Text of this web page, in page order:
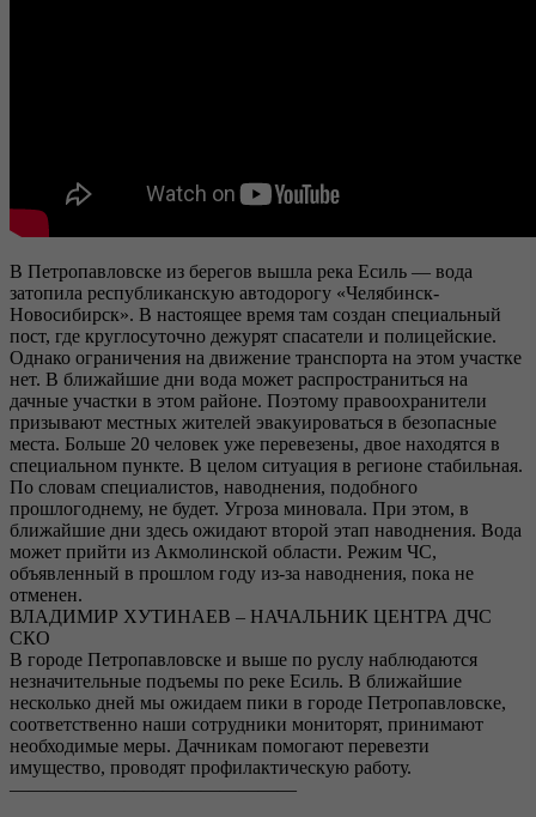
В Петропавловске из берегов вышла река Есиль — вода
затопила республиканскую автодорогу «Челябинск-
Новосибирск». В настоящее время там создан специальный
пост, где круглосуточно дежурят спасатели и полицейские.
Однако ограничения на движение транспорта на этом участке
нет. В ближайшие дни вода может распространиться на
дачные участки в этом районе. Поэтому правоохранители
призывают местных жителей эвакуироваться в безопасные
места. Больше 20 человек уже перевезены, двое находятся в
специальном пункте. В целом ситуация в регионе стабильная.
По словам специалистов, наводнения, подобного
прошлогоднему, не будет. Угроза миновала. При этом, в
ближайшие дни здесь ожидают второй этап наводнения. Вода
может прийти из Акмолинской области. Режим ЧС,
объявленный в прошлом году из-за наводнения, пока не
отменен.
ВЛАДИМИР ХУТИНАЕВ – НАЧАЛЬНИК ЦЕНТРА ДЧС
СКО
В городе Петропавловске и выше по руслу наблюдаются
незначительные подъемы по реке Есиль. В ближайшие
несколько дней мы ожидаем пики в городе Петропавловске,
соответственно наши сотрудники мониторят, принимают
необходимые меры. Дачникам помогают перевезти
имущество, проводят профилактическую работу.
———————————————